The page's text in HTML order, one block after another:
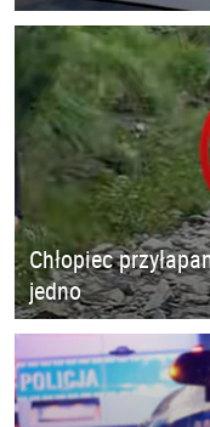
Chłopiec
jedno